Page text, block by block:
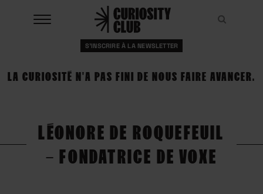
RESSOURCES
S'INSCRIRE À LA NEWSLETTER
LA CURIOSITÉ N'A PAS FINI DE NOUS FAIRE AVANCER.
LÉONORE DE ROQUEFEUIL
– FONDATRICE DE VOXE